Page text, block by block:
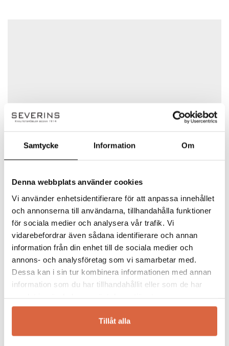
Samtycke Information Om
Denna webbplats använder cookies
Vi använder enhetsidentifierare för att anpassa innehållet
och annonserna till användarna, tillhandahålla funktioner
för sociala medier och analysera vår trafik. Vi
vidarebefordrar även sådana identifierare och annan
information från din enhet till de sociala medier och
annons- och analysföretag som vi samarbetar med.
Dessa kan i sin tur kombinera informationen med annan
information som du har tillhandahållit eller som de har
Tillåt alla
Namn*
Spara mitt namn, min e-postadress och webbplats i
denna webbläsare till nästa gång jag skriver en
kommentar.
Linie Design
Linie Designs mattor är utvecklade av ledande
skandinaviska formgivare och
konsthantverkare. Mattorna kan utöver
standardmåtten specialbeställas efter
önskamål och framställs i särskilt utvalda
material från Indien. Till de mest populära
kollektionerna hör Ronaldo och Flame.
Läs mer om Linie Design…
Se allt från Linie Design